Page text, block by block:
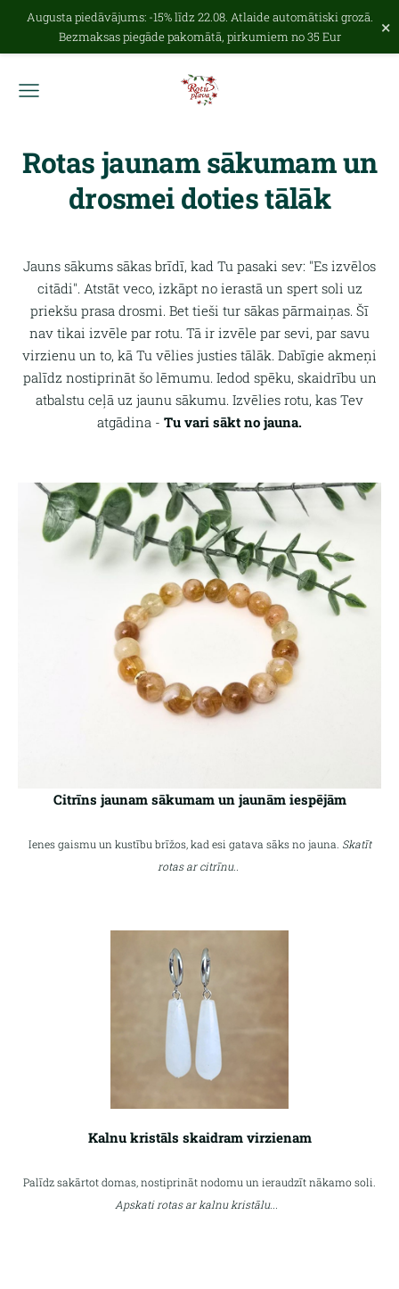
Augusta piedāvājums: -15% līdz 22.08. Atlaide automātiski grozā.
Bezmaksas piegāde pakomātā, pirkumiem no 35 Eur
×
Rotas jaunam sākumam un
drosmei doties tālāk
Jauns sākums sākas brīdī, kad Tu pasaki sev: "Es izvēlos
citādi". Atstāt veco, izkāpt no ierastā un spert soli uz
priekšu prasa drosmi. Bet tieši tur sākas pārmaiņas. Šī
nav tikai izvēle par rotu. Tā ir izvēle par sevi, par savu
virzienu un to, kā Tu vēlies justies tālāk. Dabīgie akmeņi
palīdz nostiprināt šo lēmumu. Iedod spēku, skaidrību un
atbalstu ceļā uz jaunu sākumu. Izvēlies rotu, kas Tev
atgādina - Tu vari sākt no jauna.
Citrīns jaunam sākumam un jaunām iespējām
Ienes gaismu un kustību brīžos, kad esi gatava sāks no jauna. Skatīt
rotas ar citrīnu..
Kalnu kristāls skaidram virzienam
Palīdz sakārtot domas, nostiprināt nodomu un ieraudzīt nākamo soli.
Apskati rotas ar kalnu kristālu...